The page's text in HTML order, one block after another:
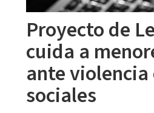
Proyecto de
cuida a
ante violencia
sociales